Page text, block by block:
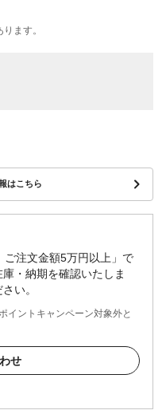
ます。
はこちら
ご注文金額5万円以上」で
・納期を確認いたしま
い。
イントキャンペーン対象外と
せ